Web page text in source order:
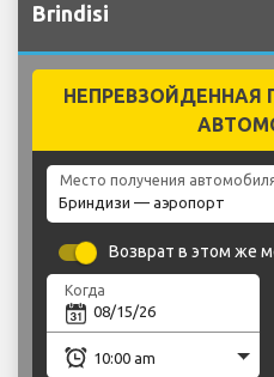
Brindisi
НЕПРЕВЗОЙДЕННАЯ
Место получения
Возврат в этом же
Когда